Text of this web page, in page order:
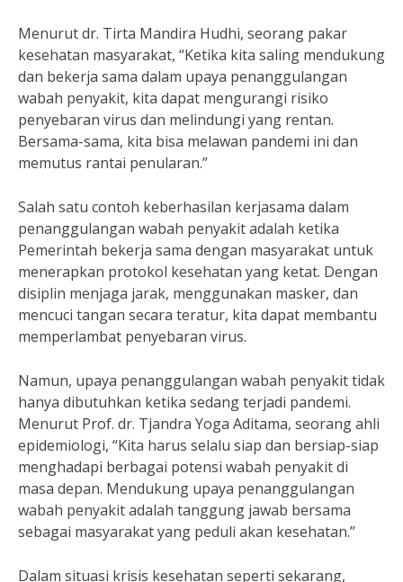
Menurut dr. Tirta Mandira Hudhi, seorang pakar
kesehatan masyarakat, “Ketika kita saling mendukung
dan bekerja sama dalam upaya penanggulangan
wabah penyakit, kita dapat mengurangi risiko
penyebaran virus dan melindungi yang rentan.
Bersama-sama, kita bisa melawan pandemi ini dan
memutus rantai penularan.”
Salah satu contoh keberhasilan kerjasama dalam
penanggulangan wabah penyakit adalah ketika
Pemerintah bekerja sama dengan masyarakat untuk
menerapkan protokol kesehatan yang ketat. Dengan
disiplin menjaga jarak, menggunakan masker, dan
mencuci tangan secara teratur, kita dapat membantu
memperlambat penyebaran virus.
Namun, upaya penanggulangan wabah penyakit tidak
hanya dibutuhkan ketika sedang terjadi pandemi.
Menurut Prof. dr. Tjandra Yoga Aditama, seorang ahli
epidemiologi, “Kita harus selalu siap dan bersiap-siap
menghadapi berbagai potensi wabah penyakit di
masa depan. Mendukung upaya penanggulangan
wabah penyakit adalah tanggung jawab bersama
sebagai masyarakat yang peduli akan kesehatan.”
Dalam situasi krisis kesehatan seperti sekarang,